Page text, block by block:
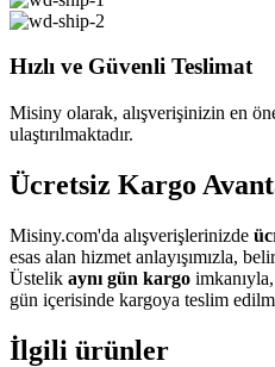
Hızlı ve Güvenli Teslimat
Misiny olarak, alışverişinizin en
ulaştırılmaktadır.
Ücretsiz Kargo
Misiny.com'da alışverişlerinizde
esas alan hizmet anlayışımızla,
Üstelik aynı gün kargo
gün içerisinde kargoya teslim
İlgili ürünler